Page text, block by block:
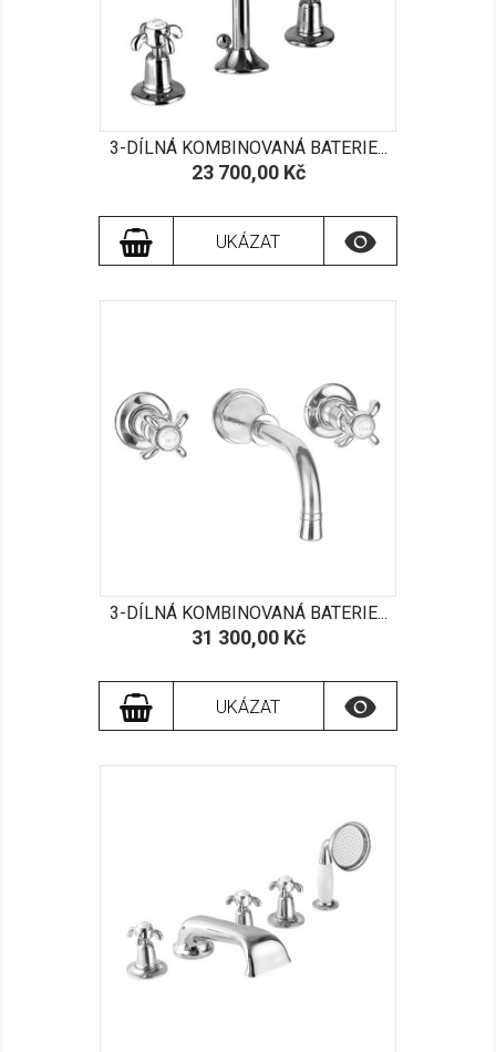
3-DÍLNÁ KOMBINOVANÁ BATERIE...
Cena
23 700,00 Kč
UKÁZAT 
3-DÍLNÁ KOMBINOVANÁ BATERIE...
Cena
31 300,00 Kč
UKÁZAT 